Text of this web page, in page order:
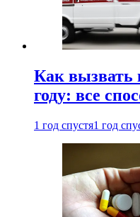
Как вызвать
году: все
1 год спустя1 год